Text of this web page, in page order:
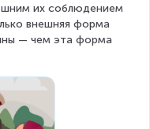
их соблюдением
внешняя форма
— чем эта форма